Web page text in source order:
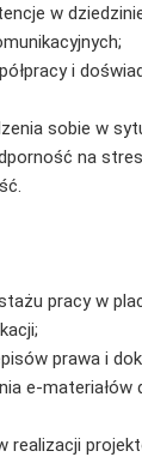
w
i
sobie w
na
pracy w
prawa i
e-materiałów
realizacji